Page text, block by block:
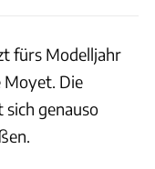
fürs Modelljahr
Moyet. Die
genauso